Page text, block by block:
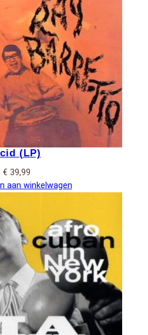
(LP)
€ 39,99
aan winkelwagen